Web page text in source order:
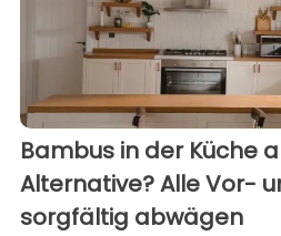
Bambus in der Küche
Alternative? Alle Vor-
sorgfältig abwägen